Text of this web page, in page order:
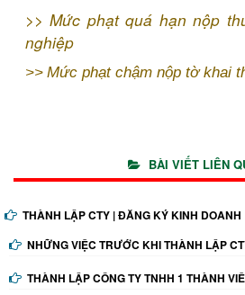
>> Mức phạt quá hạn nộp
nghiệp
>> Mức phạt chậm nộp tờ khai
BÀI VIẾT LIÊN
THÀNH LẬP CTY | ĐĂNG KÝ KINH DOANH
NHỮNG VIỆC TRƯỚC KHI THÀNH LẬP
THÀNH LẬP CÔNG TY TNHH 1 THÀNH